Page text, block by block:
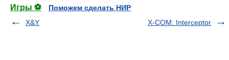
Игры ⚽
Поможем сделать НИР
X&Y
X-COM: Interceptor